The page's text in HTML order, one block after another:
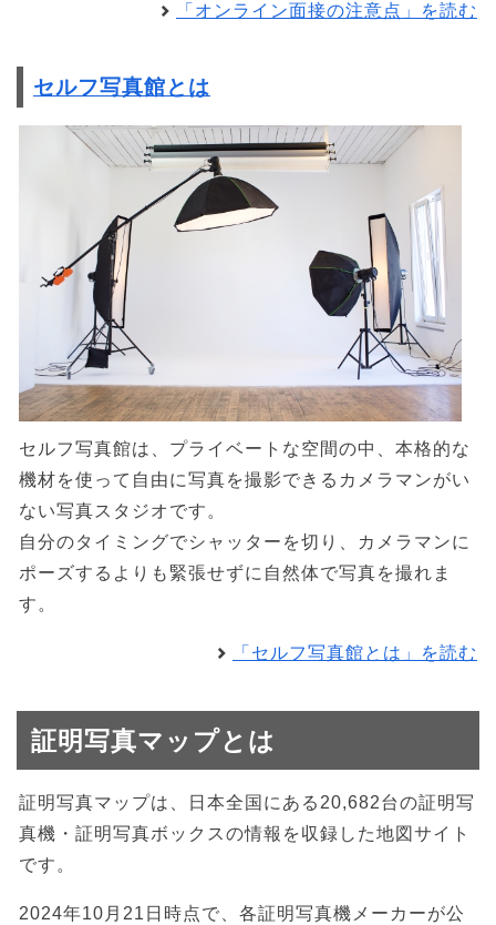
「オンライン面接の注意点」を読む
セルフ写真館とは
セルフ写真館は、プライベートな空間の中、本格的な
機材を使って自由に写真を撮影できるカメラマンがい
ない写真スタジオです。
自分のタイミングでシャッターを切り、カメラマンに
ポーズするよりも緊張せずに自然体で写真を撮れま
す。
「セルフ写真館とは」を読む
証明写真マップとは
証明写真マップは、日本全国にある20,682台の証明写
真機・証明写真ボックスの情報を収録した地図サイト
です。
2024年10月21日時点で、各証明写真機メーカーが公